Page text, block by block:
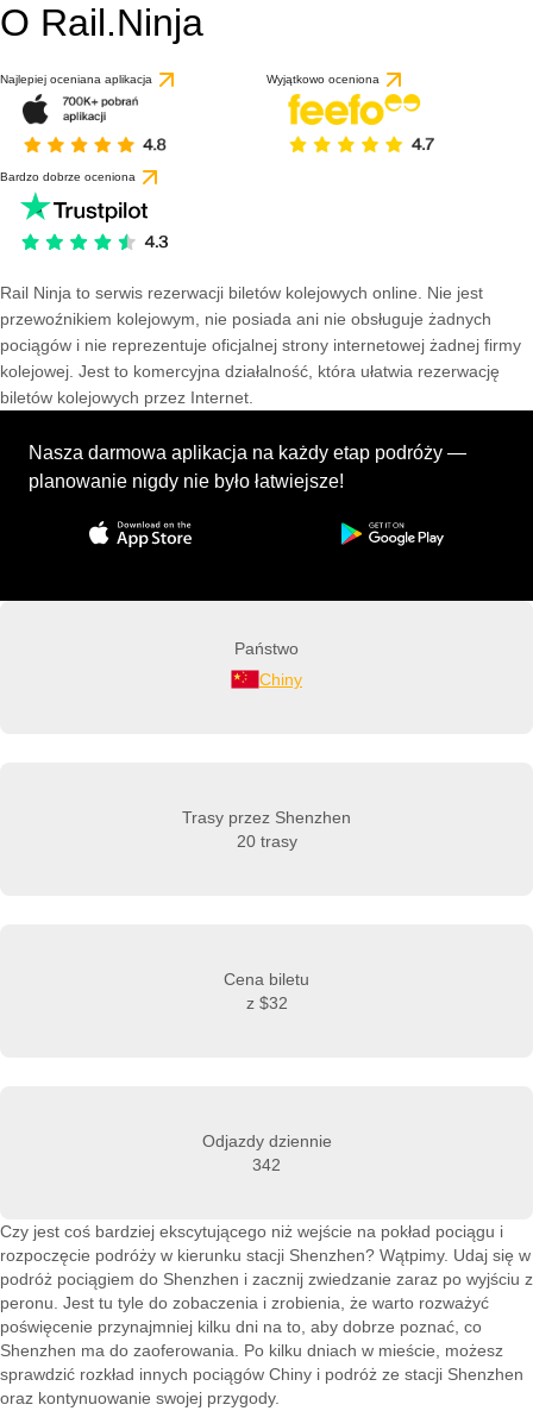
O Rail.Ninja
Najlepiej oceniana aplikacja Wyjątkowo oceniona
Bardzo dobrze oceniona
Rail Ninja to serwis rezerwacji biletów kolejowych online. Nie jest
przewoźnikiem kolejowym, nie posiada ani nie obsługuje żadnych
pociągów i nie reprezentuje oficjalnej strony internetowej żadnej firmy
kolejowej. Jest to komercyjna działalność, która ułatwia rezerwację
biletów kolejowych przez Internet.
Nasza darmowa aplikacja na każdy etap podróży —
planowanie nigdy nie było łatwiejsze!
Państwo
Chiny
Trasy przez Shenzhen
20 trasy
Cena biletu
z $32
Odjazdy dziennie
342
Czy jest coś bardziej ekscytującego niż wejście na pokład pociągu i
rozpoczęcie podróży w kierunku stacji Shenzhen? Wątpimy. Udaj się w
podróż pociągiem do Shenzhen i zacznij zwiedzanie zaraz po wyjściu z
peronu. Jest tu tyle do zobaczenia i zrobienia, że warto rozważyć
poświęcenie przynajmniej kilku dni na to, aby dobrze poznać, co
Shenzhen ma do zaoferowania. Po kilku dniach w mieście, możesz
sprawdzić rozkład innych pociągów Chiny i podróż ze stacji Shenzhen
oraz kontynuowanie swojej przygody.